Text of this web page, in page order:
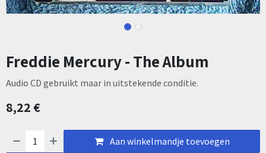
Freddie Mercury - The Album
Audio CD gebruikt maar in uitstekende conditie.
8,22€
Aan winkelmandje toevoegen